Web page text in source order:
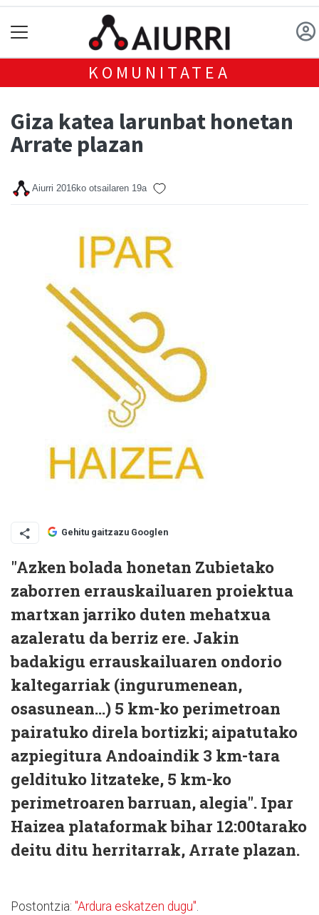
KOMUNITATEA
Giza katea larunbat honetan
Arrate plazan
Aiurri 2016ko otsailaren 19a
Gehitu gaitzazu Googlen
"Azken bolada honetan Zubietako
zaborren errauskailuaren proiektua
martxan jarriko duten mehatxua
azaleratu da berriz ere. Jakin
badakigu errauskailuaren ondorio
kaltegarriak (ingurumenean,
osasunean…) 5 km-ko perimetroan
pairatuko direla bortizki; aipatutako
azpiegitura Andoaindik 3 km-tara
geldituko litzateke, 5 km-ko
perimetroaren barruan, alegia". Ipar
Haizea plataformak bihar 12:00tarako
deitu ditu herritarrak, Arrate plazan.
Postontzia: "Ardura eskatzen dugu".